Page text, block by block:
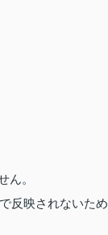
ん。
反映されないた